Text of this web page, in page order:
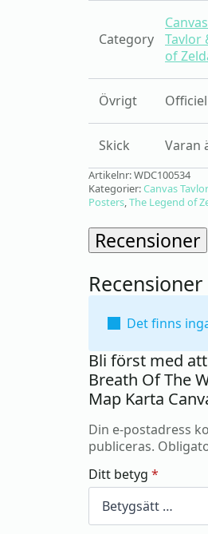
Category
Tavlor
of
Övrigt
Skick Varan
Artikelnr:WDC100534
Kategorier:Canvas Tavlor
Posters,The Legend of
Recensioner
Recensioner
Det finns
Bli först med
Breath Of The
Map Karta
Din e-postadress
publiceras.
Ditt betyg *